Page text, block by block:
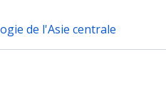
de l'Asie centrale